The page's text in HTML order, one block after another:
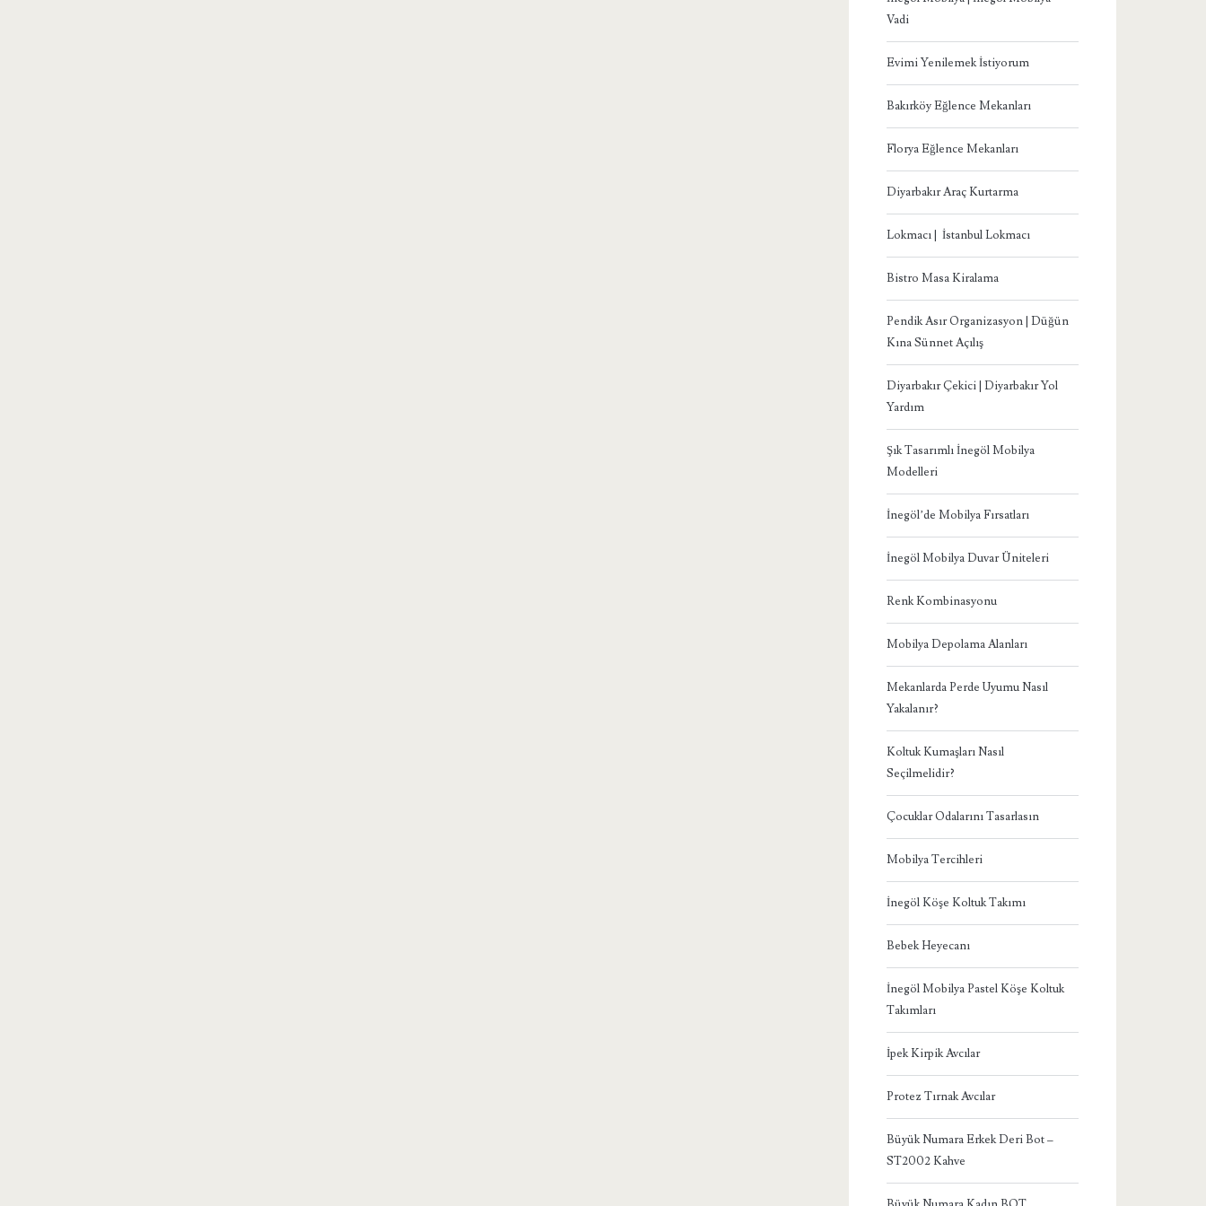
Vadi
Evimi Yenilemek İstiyorum
Bakırköy Eğlence Mekanları
Florya Eğlence Mekanları
Diyarbakır Araç Kurtarma
Lokmacı | İstanbul Lokmacı
Bistro Masa Kiralama
Pendik Asır Organizasyon | Düğün
Kına Sünnet Açılış
Diyarbakır Çekici | Diyarbakır Yol
Yardım
Şık Tasarımlı İnegöl Mobilya
Modelleri
İnegöl’de Mobilya Fırsatları
İnegöl Mobilya Duvar Üniteleri
Renk Kombinasyonu
Mobilya Depolama Alanları
Mekanlarda Perde Uyumu Nasıl
Yakalanır?
Koltuk Kumaşları Nasıl
Seçilmelidir?
Çocuklar Odalarını Tasarlasın
Mobilya Tercihleri
İnegöl Köşe Koltuk Takımı
Bebek Heyecanı
İnegöl Mobilya Pastel Köşe Koltuk
Takımları
İpek Kirpik Avcılar
Protez Tırnak Avcılar
Büyük Numara Erkek Deri Bot –
ST2002 Kahve